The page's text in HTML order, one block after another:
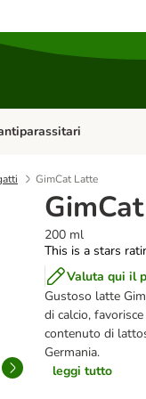
Gatti
GimCat Latte
200 ml
This is a stars
Valuta qui il
Gustoso latte
di calcio,
contenuto di
Germania.
leggi tutto